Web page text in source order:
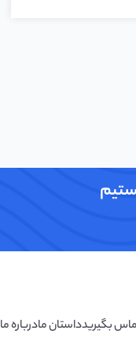
بگیریدداستان مادرباره ما